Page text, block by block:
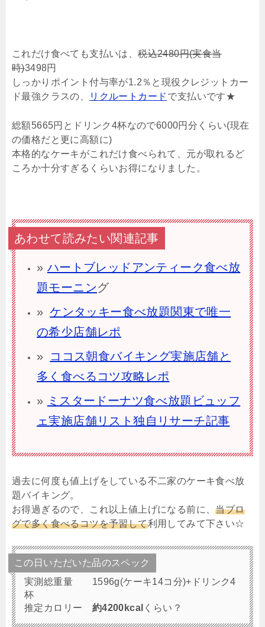
これだけ食べても支払いは、税込2480円(実食当
時)3498円
しっかりポイント付与率が1.2％と現役クレジットカー
ド最強クラスの、
リクルートカード で支払いです★
総額5665円とドリンク4杯なので6000円分くらい(現在
の価格だと更に高額に)
本格的なケーキがこれだけ食べられて、元が取れるど
ころか十分すぎるくらいお得になりました。
あわせて読みたい関連記事
» ハートブレッドアンティーク食べ放
題モーニング
» ケンタッキー食べ放題関東で唯一
の希少店舗レポ
»
ココス朝食バイキング実施店舗と
多く食べるコツ攻略レポ
» ミスタードーナツ食べ放題ビュッフ
ェ実施店舗リスト独自リサーチ記事
過去に何度も値上げをしている不二家のケーキ食べ放
題バイキング。
お得過ぎるので、これ以上値上げになる前に、当ブロ
グで多く食べるコツを予習して利用してみて下さい☆
この日いただいた品のスペック
実測総重量 1596g(ケーキ14コ分)+ドリンク4
杯
推定カロリー 約4200kcal くらい？